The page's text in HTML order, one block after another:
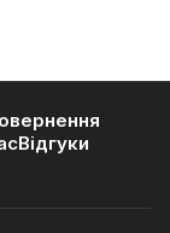
Відгуки